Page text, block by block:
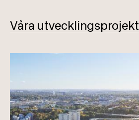
Våra utvecklingsprojekt